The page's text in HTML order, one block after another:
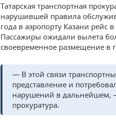
Татарская транспортная
нарушившей правила
года в аэропорту Казани рейс
Пассажиры ожидали вылета
своевременное размещение в
— В этой связи
представление и
нарушений в дальнейшем,
прокуратура.